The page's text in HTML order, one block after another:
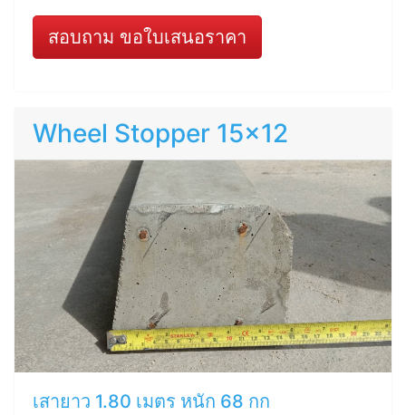
สอบถาม ขอใบเสนอราคา
Wheel Stopper 15x12
เสายาว 1.80 เมตร หนัก 68 กก